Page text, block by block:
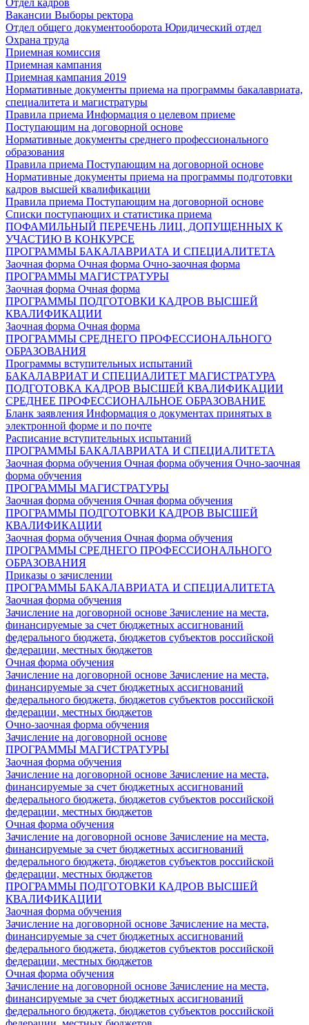
Вакансии Выборы ректора
Отдел общего документооборота Юридический отдел
Охрана труда
Приемная комиссия
Приемная кампания
Приемная кампания 2019
Нормативные документы приема на программы бакалавриата,
специалитета и магистратуры
Правила приема Информация о целевом приеме
Поступающим на договорной основе
Нормативные документы среднего профессионального
образования
Правила приема Поступающим на договорной основе
Нормативные документы приема на программы подготовки
кадров высшей квалификации
Правила приема Поступающим на договорной основе
Списки поступающих и статистика приема
ПОФАМИЛЬНЫЙ ПЕРЕЧЕНЬ ЛИЦ, ДОПУЩЕННЫХ К
УЧАСТИЮ В КОНКУРСЕ
ПРОГРАММЫ БАКАЛАВРИАТА И СПЕЦИАЛИТЕТА
Заочная форма Очная форма Очно-заочная форма
ПРОГРАММЫ МАГИСТРАТУРЫ
Заочная форма Очная форма
ПРОГРАММЫ ПОДГОТОВКИ КАДРОВ ВЫСШЕЙ
КВАЛИФИКАЦИИ
Заочная форма Очная форма
ПРОГРАММЫ СРЕДНЕГО ПРОФЕССИОНАЛЬНОГО
ОБРАЗОВАНИЯ
Программы вступительных испытаний
БАКАЛАВРИАТ И СПЕЦИАЛИТЕТ МАГИСТРАТУРА
ПОДГОТОВКА КАДРОВ ВЫСШЕЙ КВАЛИФИКАЦИИ
СРЕДНЕЕ ПРОФЕССИОНАЛЬНОЕ ОБРАЗОВАНИЕ
Бланк заявления Информация о документах принятых в
электронной форме и по почте
Расписание вступительных испытаний
ПРОГРАММЫ БАКАЛАВРИАТА И СПЕЦИАЛИТЕТА
Заочная форма обучения Очная форма обучения Очно-заочная
форма обучения
ПРОГРАММЫ МАГИСТРАТУРЫ
Заочная форма обучения Очная форма обучения
ПРОГРАММЫ ПОДГОТОВКИ КАДРОВ ВЫСШЕЙ
КВАЛИФИКАЦИИ
Заочная форма обучения Очная форма обучения
ПРОГРАММЫ СРЕДНЕГО ПРОФЕССИОНАЛЬНОГО
ОБРАЗОВАНИЯ
Приказы о зачислении
ПРОГРАММЫ БАКАЛАВРИАТА И СПЕЦИАЛИТЕТА
Заочная форма обучения
Зачисление на договорной основе Зачисление на места,
финансируемые за счет бюджетных ассигнований
федерального бюджета, бюджетов субъектов российской
федерации, местных бюджетов
Очная форма обучения
Зачисление на договорной основе Зачисление на места,
финансируемые за счет бюджетных ассигнований
федерального бюджета, бюджетов субъектов российской
федерации, местных бюджетов
Очно-заочная форма обучения
Зачисление на договорной основе
ПРОГРАММЫ МАГИСТРАТУРЫ
Заочная форма обучения
Зачисление на договорной основе Зачисление на места,
финансируемые за счет бюджетных ассигнований
федерального бюджета, бюджетов субъектов российской
федерации, местных бюджетов
Очная форма обучения
Зачисление на договорной основе Зачисление на места,
финансируемые за счет бюджетных ассигнований
федерального бюджета, бюджетов субъектов российской
федерации, местных бюджетов
ПРОГРАММЫ ПОДГОТОВКИ КАДРОВ ВЫСШЕЙ
КВАЛИФИКАЦИИ
Заочная форма обучения
Зачисление на договорной основе Зачисление на места,
финансируемые за счет бюджетных ассигнований
федерального бюджета, бюджетов субъектов российской
федерации, местных бюджетов
Очная форма обучения
Зачисление на договорной основе Зачисление на места,
финансируемые за счет бюджетных ассигнований
федерального бюджета, бюджетов субъектов российской